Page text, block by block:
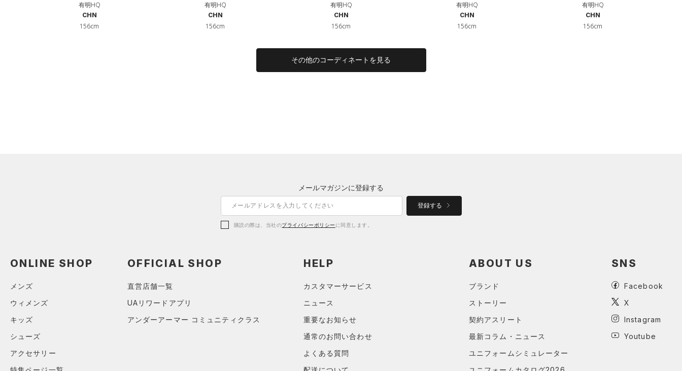
有明HQ
CHN
156cm
有明HQ
CHN
156cm
有明HQ
CHN
156cm
有明HQ
CHN
156cm
有明HQ
CHN
156cm
その他のコーディネートを見る
メールマガジンに登録する
登録する
購読の際は、当社のプライバシーポリシー に同意します。
ONLINE SHOP
メンズ
ウィメンズ
キッズ
シューズ
アクセサリー
OFFICIAL SHOP
直営店舗一覧
UAリワードアプリ
アンダーアーマー コミュニティクラス
HELP
カスタマーサービス
ニュース
重要なお知らせ
通常のお問い合わせ
よくある質問
ABOUT US
ブランド
ストーリー
契約アスリート
最新コラム・ニュース
ユニフォームシミュレーター
SNS
Facebook
X
Instagram
Youtube